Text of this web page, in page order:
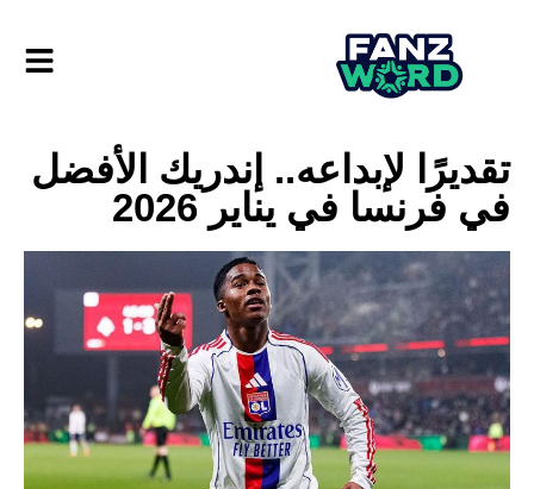
تقديرًا لإبداعه.. إندريك الأفضل
في فرنسا في يناير 2026